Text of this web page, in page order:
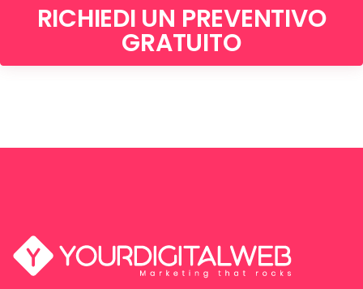
RICHIEDI UN PREVENTIVO
GRATUITO